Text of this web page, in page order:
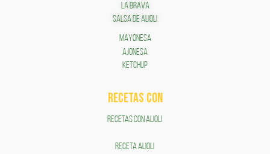
LA BRAVA
SALSA DE ALIOLI
MAYONESA
AJONESA
KETCHUP
RECETAS COn
RECETAS CON ALIOLI
RECETA ALIOLI